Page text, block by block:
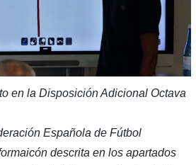
en la Disposición Adicional Octava
Española de Fútbol
descrita en los apartados